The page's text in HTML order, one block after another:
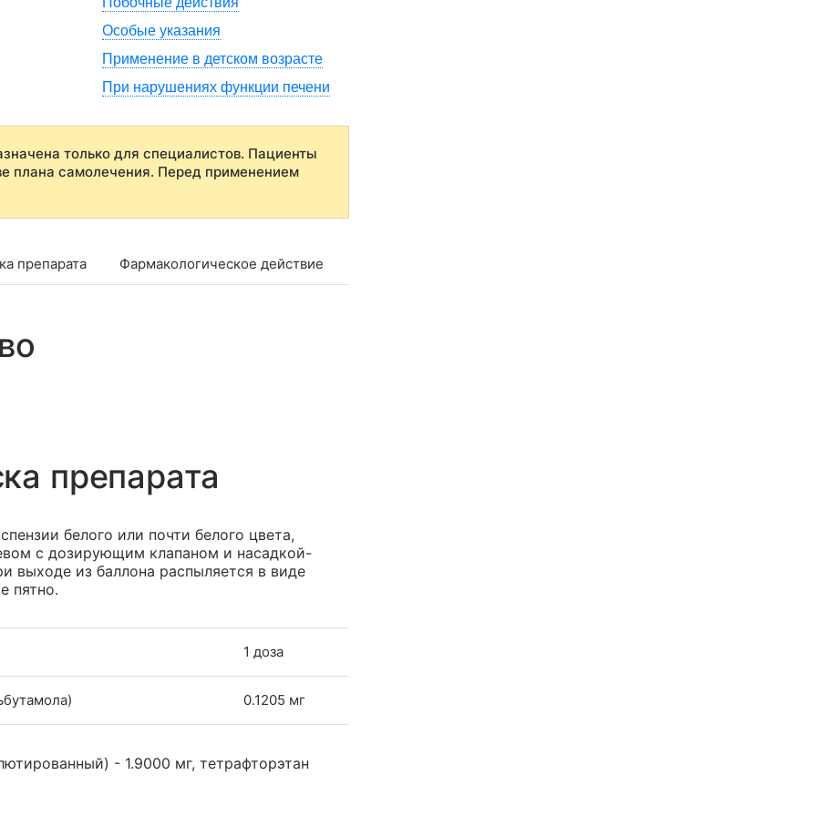
Особые указания
Применение в детском возрасте
При нарушениях функции печени
только для специалистов. Пациенты
плана самолечения. Перед применением
препарата Фармакологическое действие
препарата
белого или почти белого цвета,
с дозирующим клапаном и насадкой-
выходе из баллона распыляется в виде
пятно.
1 доза
0.1205 мг
- 1.9000 мг, тетрафторэтан